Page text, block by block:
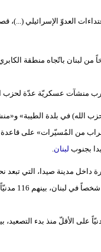
أبلغ الجيش الإسرائيلي عن «إطلاق 30
عسكريّة عدّة لحزب
الله) في بلدة الطيبة»
من المُسيّرات» على قاعدة
بجنوب لبنان.
50 كم عن الحدود، منذ بدء التصعيد مع «حزب
وأسفر